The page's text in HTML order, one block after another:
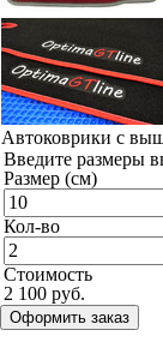
Автоковрики с
Введите размеры
Размер (см)
Кол-во
Стоимость
2 100 руб.
Оформить заказ